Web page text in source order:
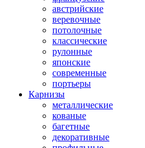
австрийские
веревочные
потолочные
классические
рулонные
японские
современные
портьеры
Карнизы
металлические
кованые
багетные
декоративные